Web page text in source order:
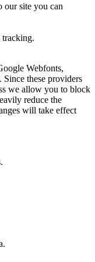
site you can
Webfonts,
these providers
we allow you to block
reduce the
will take effect